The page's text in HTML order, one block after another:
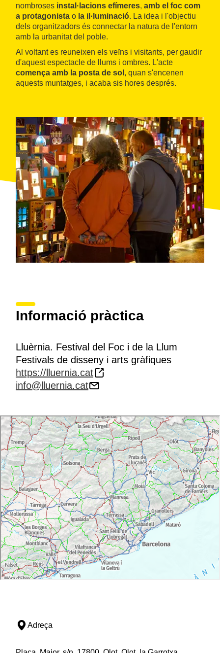
nombroses instal·lacions efímeres, amb el foc com
a protagonista o la il·luminació. La idea i l'objectiu
dels organitzadors és connectar la natura de l'entorn
amb la urbanitat del poble.
Al voltant es reuneixen els veïns i visitants, per gaudir
d'aquest espectacle de llums i ombres. L'acte
comença amb la posta de sol , quan s'encenen
aquests muntatges, i acaba sis hores després.
Informació pràctica
Lluèrnia. Festival del Foc i de la Llum
Festivals de disseny i arts gràfiques
https://lluernia.cat
info@lluernia.cat
Adreça